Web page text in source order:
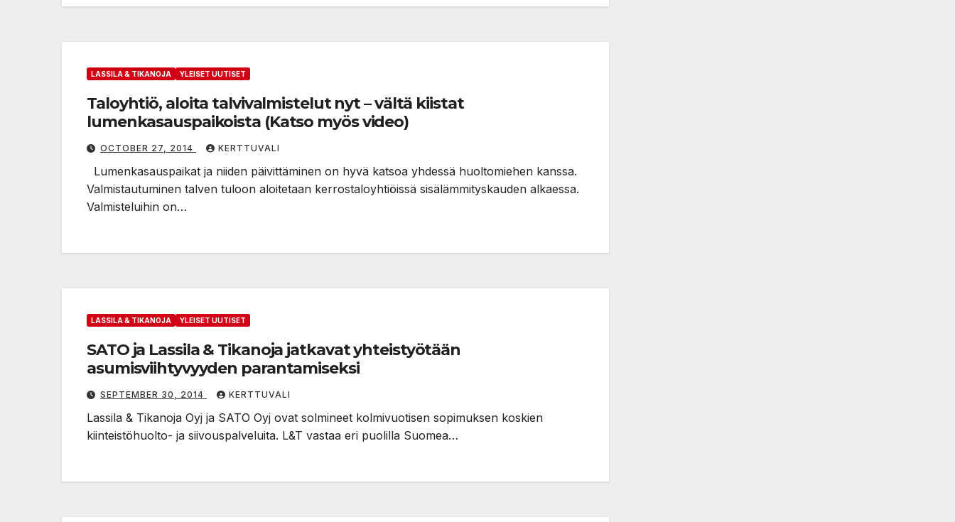
LASSILA & TIKANOJA YLEISET UUTISET
Taloyhtiö, aloita talvivalmistelut nyt – vältä kiistat
lumenkasauspaikoista (Katso myös video)
OCTOBER 27, 2014 KERTTUVALI
Lumenkasauspaikat ja niiden päivittäminen on hyvä katsoa yhdessä huoltomiehen kanssa.
Valmistautuminen talven tuloon aloitetaan kerrostaloyhtiöissä sisälämmityskauden alkaessa.
Valmisteluihin on…
LASSILA & TIKANOJA YLEISET UUTISET
SATO ja Lassila & Tikanoja jatkavat yhteistyötään
asumisviihtyvyyden parantamiseksi
SEPTEMBER 30, 2014 KERTTUVALI
Lassila & Tikanoja Oyj ja SATO Oyj ovat solmineet kolmivuotisen sopimuksen koskien
kiinteistöhuolto- ja siivouspalveluita. L&T vastaa eri puolilla Suomea…